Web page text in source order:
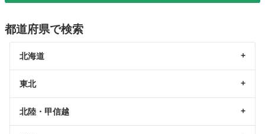
都道府県で検索
北海道
東北
北陸・甲信越